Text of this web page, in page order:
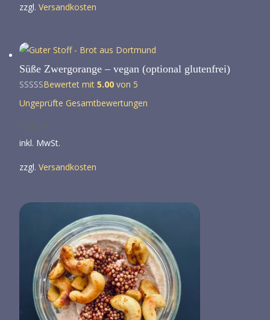
zzgl. Versandkosten
Süße Zwergorange – vegan (optional glutenfrei)
Bewertet mit 5.00von 5
Ungeprüfte Gesamtbewertungen
inkl. MwSt.
zzgl. Versandkosten